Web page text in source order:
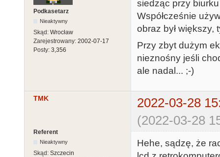
Podkasetarz
Nieaktywny
Skąd: Wrocław
Zarejestrowany: 2002-07-17
Posty: 3,356
siedząc przy
Współcześnie
obraz był większy,
Przy zbyt dużym
nieznośny jeśli
ale nadal... ;-)
TMK
2022-03-28
(2022-03-28
Referent
Nieaktywny
Skąd: Szczecin
Hehe, sądzę, że